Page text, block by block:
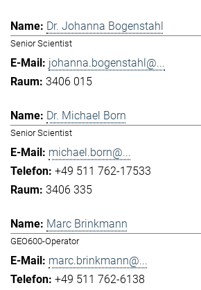
Dr. Johanna Bogenstahl
Senior Scientist
johanna.bogenstahl@...
3406 015
Dr. Michael Born
Senior Scientist
michael.born@...
+49 511 762-17533
3406 335
Marc Brinkmann
GEO600-Operator
marc.brinkmann@...
+49 511 762-6138